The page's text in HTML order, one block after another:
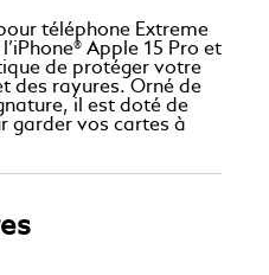
téléphone Extreme
Apple 15 Pro et
de protéger votre
des rayures. Orné de
il est doté de
garder vos cartes à